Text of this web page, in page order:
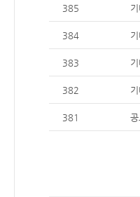
385
384
383
382
381